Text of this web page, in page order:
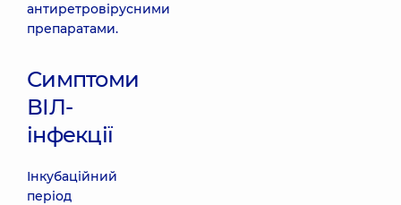
антиретровірусними
препаратами.
Симптоми
ВІЛ-
інфекції
Інкубаційний
період